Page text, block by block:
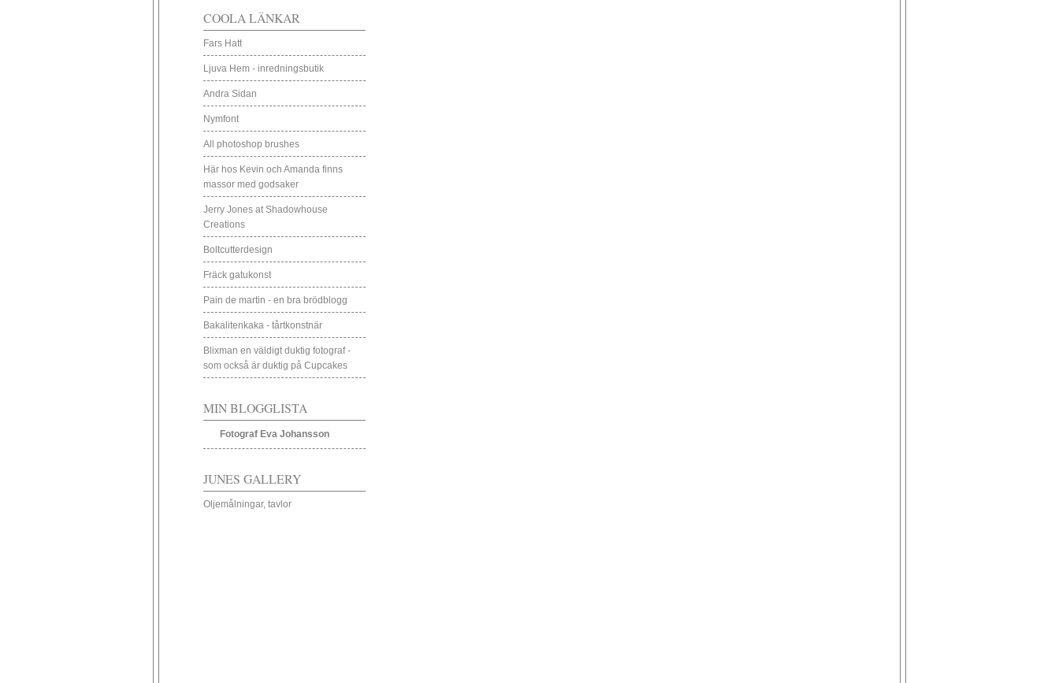
COOLA LÄNKAR
Fars Hatt
Ljuva Hem - inredningsbutik
Andra Sidan
Nymfont
All photoshop brushes
Här hos Kevin och Amanda finns
massor med godsaker
Jerry Jones at Shadowhouse
Creations
Boltcutterdesign
Fräck gatukonst
Pain de martin - en bra brödblogg
Bakalitenkaka - tårtkonstnär
Blixman en väldigt duktig fotograf -
som också är duktig på Cupcakes
MIN BLOGGLISTA
Fotograf Eva Johansson
JUNES GALLERY
Oljemålningar, tavlor